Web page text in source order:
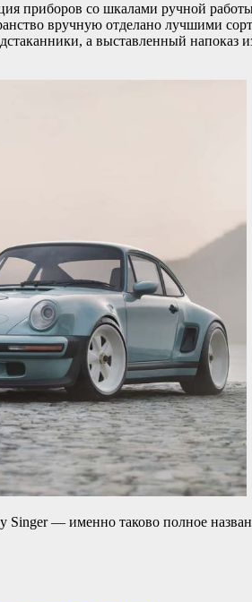
приборов со шкалами ручной
вручную отделано лучшими
а выставленный
Singer — именно таково полное